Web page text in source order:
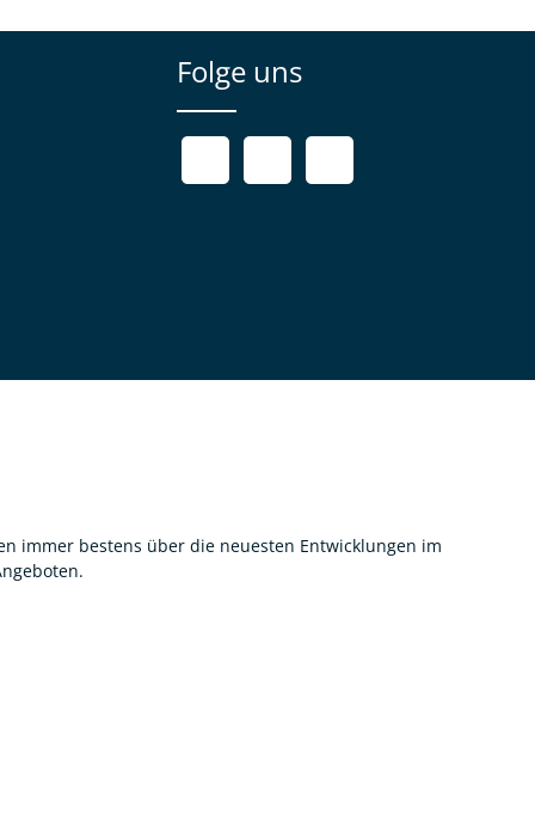
Folge uns
immer bestens über die neuesten Entwicklungen im